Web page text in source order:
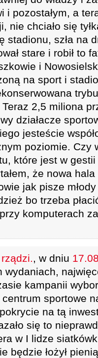
i pozostałym, a
nie chciało się
stadionu, szła na
stare i robił to
i
na sport i
2,5 miliona
działacze
jesteście
poziomie. Czy
które jest w
że nowa
jak pisze młody
bo trzeba
komputerach
, w dniu
kampanii
sportowe
na tą
się to
w I lidze
będzie łożył